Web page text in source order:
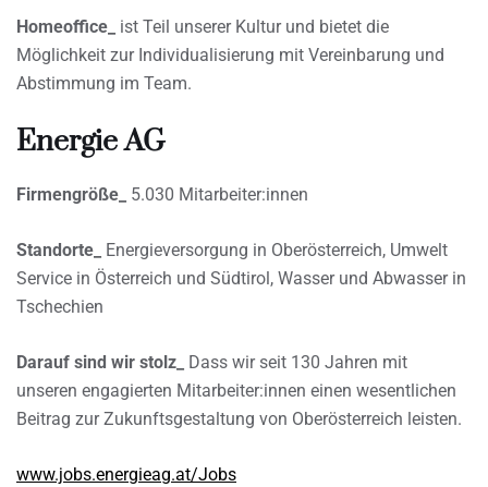
Homeoffice_
ist Teil unserer Kultur und bietet die
Möglichkeit zur Individualisierung mit Vereinbarung und
Abstimmung im Team.
Energie AG
Firmengröße_ 5.030 Mitarbeiter:innen
Standorte_
Energieversorgung in Oberösterreich, Umwelt
Service in Österreich und Südtirol, Wasser und Abwasser in
Tschechien
Darauf sind wir stolz_
Dass wir seit 130 Jahren mit
unseren engagierten Mitarbeiter:innen einen wesentlichen
Beitrag zur Zukunftsgestaltung von Oberösterreich leisten.
www.jobs.energieag.at/Jobs